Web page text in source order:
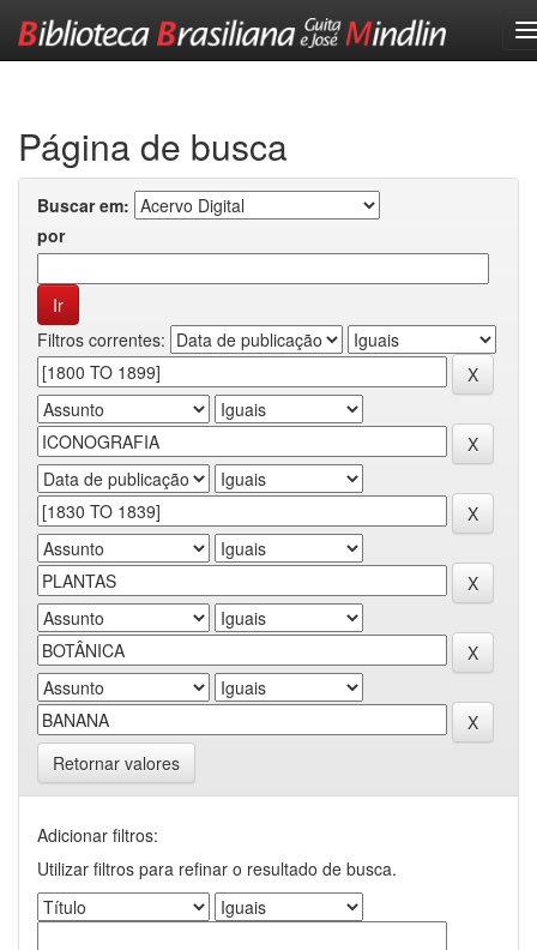
Página de busca
Buscar em:
por
Filtros correntes:
Retornar valores
Adicionar filtros:
Utilizar filtros para refinar o resultado de busca.